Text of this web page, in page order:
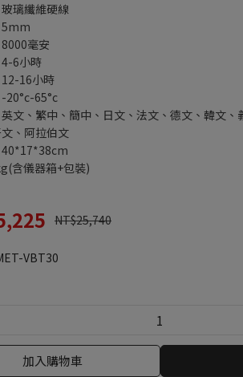
璃纖維硬線
5mm
毫安
6小時
16小時
20°c-65°c
文、繁中、簡中、日文、法文、德文、韓文、
、阿拉伯文
40*17*38cm
含儀器箱+包裝)
NT$25,740
VBT30
加入購物車